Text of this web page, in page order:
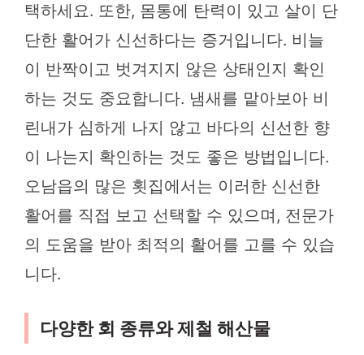
택하세요. 또한, 몸통에 탄력이 있고 살이 단
단한 활어가 신선하다는 증거입니다. 비늘
이 반짝이고 벗겨지지 않은 상태인지 확인
하는 것도 중요합니다. 냄새를 맡아보아 비
린내가 심하게 나지 않고 바다의 신선한 향
이 나는지 확인하는 것도 좋은 방법입니다.
오남읍의 많은 횟집에서는 이러한 신선한
활어를 직접 보고 선택할 수 있으며, 전문가
의 도움을 받아 최적의 활어를 고를 수 있습
니다.
다양한 회 종류와 제철 해산물